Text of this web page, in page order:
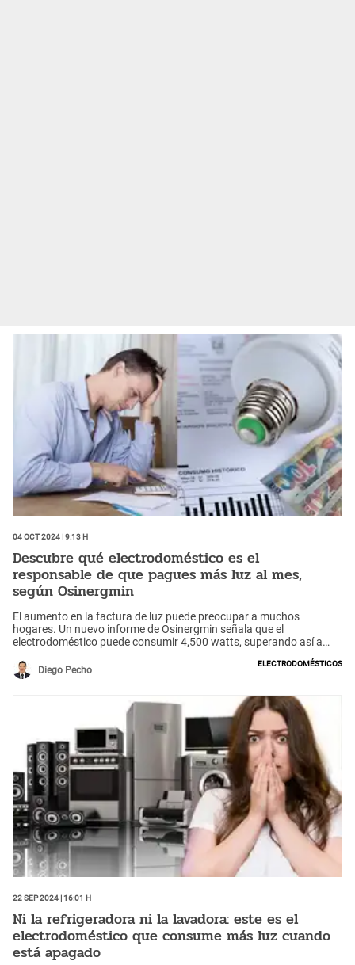
04 Oct 2024 | 9:13 h
Descubre qué electrodoméstico es el
responsable de que pagues más luz al mes,
según Osinergmin
El aumento en la factura de luz puede preocupar a muchos
hogares. Un nuevo informe de Osinergmin señala que el
electrodoméstico puede consumir 4,500 watts, superando así a
Diego Pecho
Electrodomésticos
22 Sep 2024 | 16:01 h
Ni la refrigeradora ni la lavadora: este es el
electrodoméstico que consume más luz cuando
está apagado